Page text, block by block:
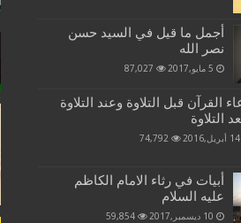
أجمل ما قيل في السيد حسن
نصر الله
5 مايو,2017 87,027
القرآن قبل التلاوة وعند التلاوة
التلاوة
14 أبريل,2016 74,792
أبيات في رثاء الامام الكاظم
عليه السلام
10 ديسمبر,2017 59,854